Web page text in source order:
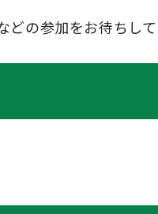
の参加をお待ちして